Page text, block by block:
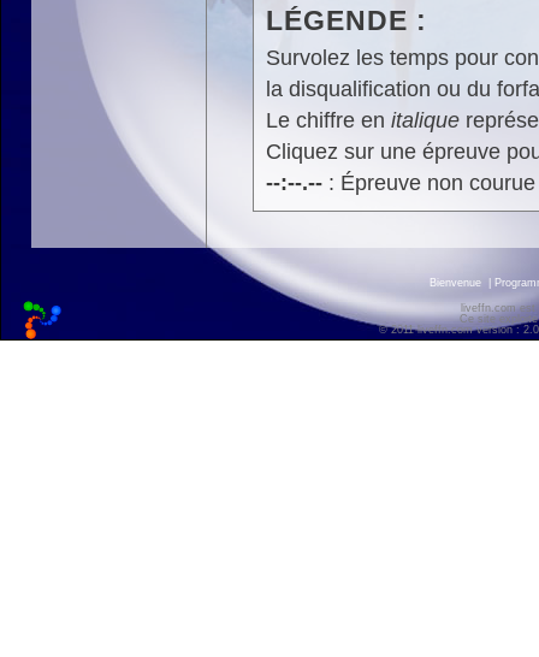
LÉGENDE :
Survolez les temps pour
la disqualification ou du
Le chiffre en italique
Cliquez sur une épreuve
--:--.--: Épreuve non
Bienvenue
liveffn.com est
Ce site
© 2011 liveffn.com version :